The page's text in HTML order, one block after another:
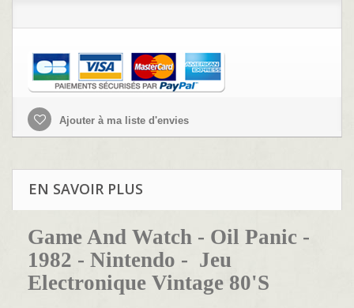
Ajouter à ma liste d'envies
EN SAVOIR PLUS
Game And Watch - Oil Panic -
1982 - Nintendo - Jeu
Electronique Vintage 80'S